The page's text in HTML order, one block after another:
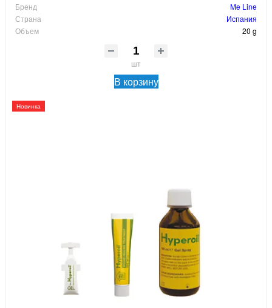
Бренд
Me Line
Страна
Испания
Объем
20 g
шт
В корзину
Новинка